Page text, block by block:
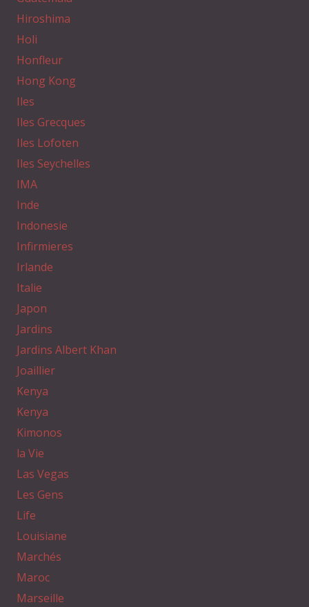
Hiroshima
Holi
Honfleur
Hong Kong
Iles
Iles Grecques
Iles Lofoten
Iles Seychelles
IMA
Inde
Indonesie
Infirmieres
Irlande
Italie
Japon
Jardins
Jardins Albert Khan
Joaillier
Kenya
Kenya
Kimonos
la Vie
Las Vegas
Les Gens
Life
Louisiane
Marchés
Maroc
Marseille